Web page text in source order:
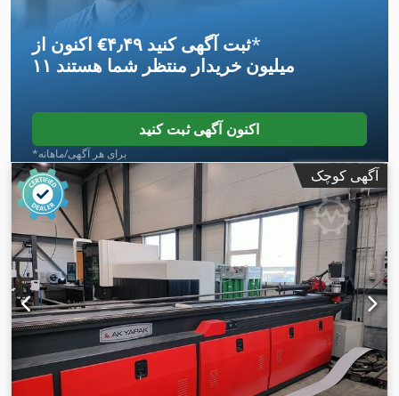
اضطراری, دستگاه خم کاری مخروطی, غلتک بالایی چرخان, غلتک‌های
,
اکنون از ‎€۴٫۴۹ ثبت آگهی کنید*
۱۱ میلیون خریدار منتظر شما هستند
اکنون آگهی ثبت کنید
*برای هر آگهی/ماهانه
آگهی کوچک